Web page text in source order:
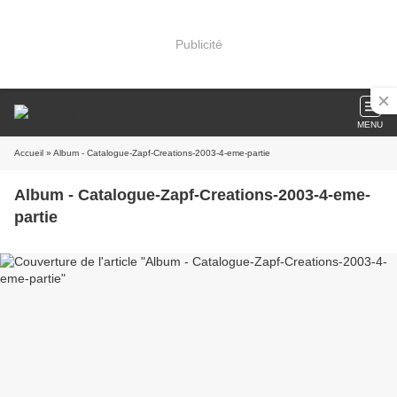
Publicité
MENU
Accueil » Album - Catalogue-Zapf-Creations-2003-4-eme-partie
Album - Catalogue-Zapf-Creations-2003-4-eme-
partie